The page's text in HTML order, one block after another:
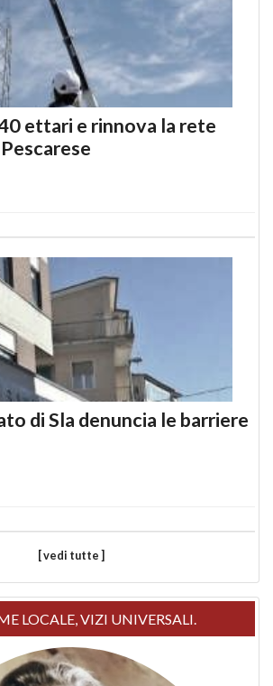
ettari e rinnova la rete
di Sla denuncia le barriere
[ vedi tutte ]
LOCALE, VIZI UNIVERSALI.